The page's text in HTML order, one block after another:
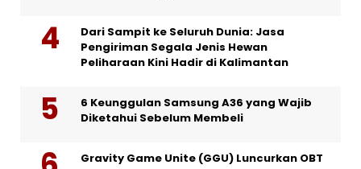
Dari Sampit ke Seluruh Dunia: Jasa
Pengiriman Segala Jenis Hewan
Peliharaan Kini Hadir di Kalimantan
6 Keunggulan Samsung A36 yang Wajib
Diketahui Sebelum Membeli
Gravity Game Unite (GGU) Luncurkan OBT